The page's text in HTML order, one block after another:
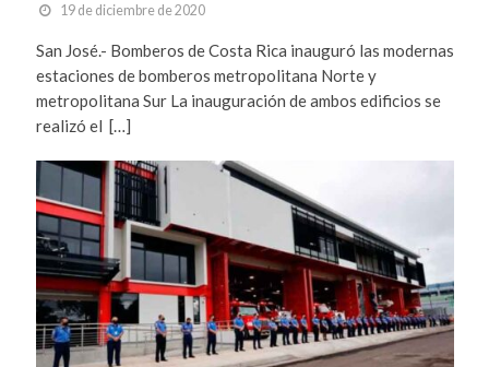
19 de diciembre de 2020
San José.- Bomberos de Costa Rica inauguró las modernas
estaciones de bomberos metropolitana Norte y
metropolitana Sur La inauguración de ambos edificios se
realizó el […]